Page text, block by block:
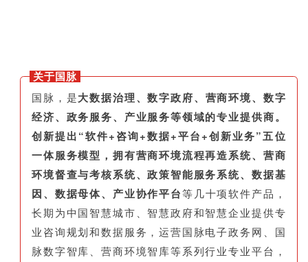
关于国脉
国脉，是大数据治理、数字政府、营商环境、数字
经济、政务服务、产业服务等领域的专业提供商。
创新提出“软件+咨询+数据+平台+创新业务”五位
一体服务模型，拥有营商环境流程再造系统、营商
环境督查与考核系统、政策智能服务系统、数据基
因、数据母体、产业协作平台等几十项软件产品，
长期为中国智慧城市、智慧政府和智慧企业提供专
业咨询规划和数据服务，运营国脉电子政务网、国
脉数字智库、营商环境智库等系列行业专业平台，